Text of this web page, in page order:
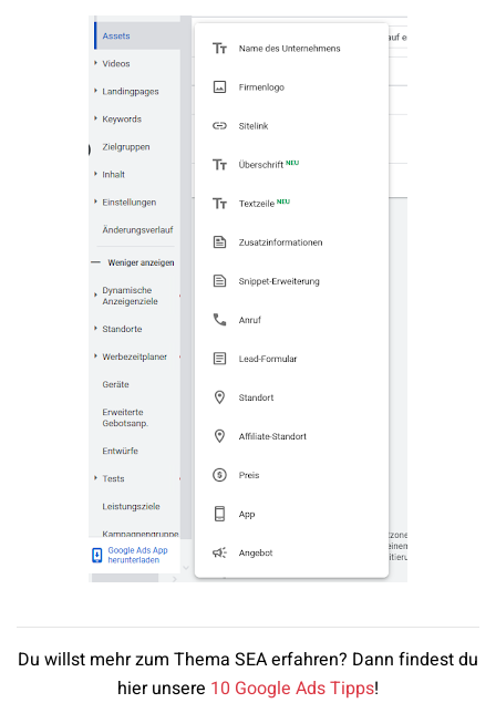
Du willst mehr zum Thema SEA erfahren? Dann findest du
hier unsere 10 Google Ads Tipps!